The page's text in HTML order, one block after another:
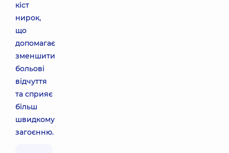
кіст
нирок,
що
допомагає
зменшити
больові
відчуття
та сприяє
більш
швидкому
загоєнню.